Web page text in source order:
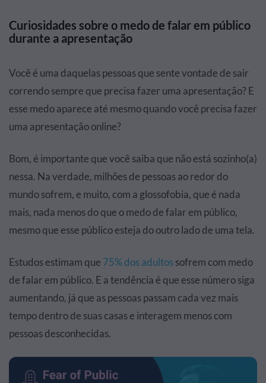
Curiosidades sobre o medo de falar em público
durante a apresentação
Você é uma daquelas pessoas que sente vontade de sair
correndo sempre que precisa fazer uma apresentação? E
esse medo aparece até mesmo quando você precisa fazer
uma apresentação online?
Bom, é importante que você saiba que não está sozinho(a)
nessa. Na verdade, milhões de pessoas ao redor do
mundo sofrem, e muito, com a glossofobia, que é nada
mais, nada menos do que o medo de falar em público,
mesmo que esse público esteja do outro lado de uma tela.
Estudos estimam que 75% dos adultossofrem com medo
de falar em público. E a tendência é que esse número siga
aumentando, já que as pessoas passam cada vez mais
tempo dentro de suas casas e interagem menos com
pessoas desconhecidas.